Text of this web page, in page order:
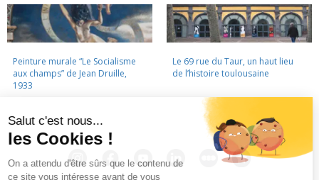
Peinture murale “Le Socialisme
aux champs” de Jean Druille,
1933
Le 69 rue du Taur, un haut lieu
de l’histoire toulousaine